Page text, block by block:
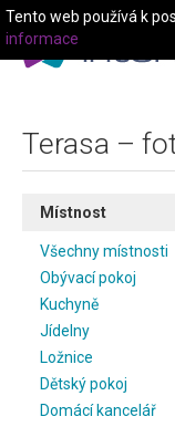
Terasa –
Místnost
Všechny místnosti
Obývací pokoj
Kuchyně
Jídelny
Ložnice
Dětský pokoj
Domácí kancelář
Tento web používá k
informace